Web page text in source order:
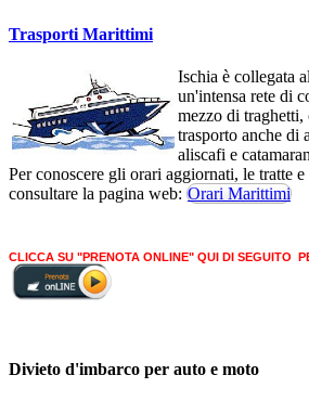
Trasporti Marittimi
Ischia è collegata
un'intensa rete di
mezzo di traghetti,
trasporto anche di
aliscafi e
Per conoscere gli orari aggiornati, le tratte
consultare la pagina web: Orari Marittimi
CLICCA SU "PRENOTA ONLINE" QUI DI SEGUITO
Divieto d'imbarco per auto e moto